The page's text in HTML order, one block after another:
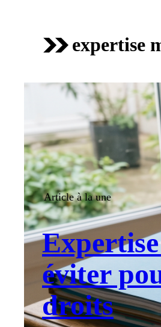
expertise
Article à la une
éviter
droits